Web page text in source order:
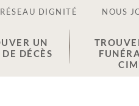
DIGNITÉ NOUS
UN
DÉCÈS